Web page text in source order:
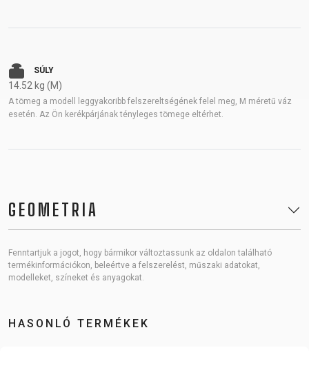
SÚLY
14.52 kg (M)
A tömeg a modell leggyakoribb felszereltségének felel meg, M méretű váz
esetén. Az Ön kerékpárjának tényleges tömege eltérhet.
GEOMETRIA
Fenntartjuk a jogot, hogy bármikor változtassunk az oldalon található
termékinformációkon, beleértve a felszerelést, műszaki adatokat,
modelleket, színeket és anyagokat.
HASONLÓ TERMÉKEK